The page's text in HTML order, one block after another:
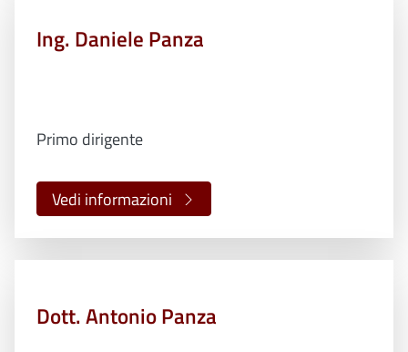
Ing. Daniele Panza
Primo dirigente
Vedi informazioni
Dott. Antonio Panza